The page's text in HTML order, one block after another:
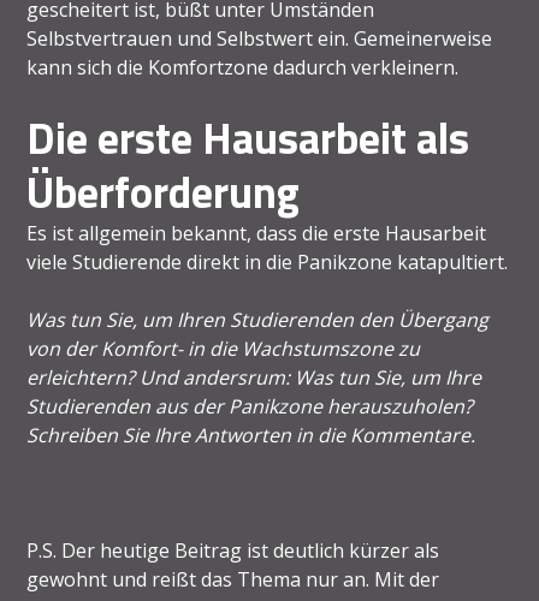
gescheitert ist, büßt unter Umständen
Selbstvertrauen und Selbstwert ein. Gemeinerweise
kann sich die Komfortzone dadurch verkleinern.
Die erste Hausarbeit als
Überforderung
Es ist allgemein bekannt, dass die erste Hausarbeit
viele Studierende direkt in die Panikzone katapultiert.
Was tun Sie, um Ihren Studierenden den Übergang
von der Komfort- in die Wachstumszone zu
erleichtern? Und andersrum: Was tun Sie, um Ihre
Studierenden aus der Panikzone herauszuholen?
Schreiben Sie Ihre Antworten in die Kommentare.
P.S. Der heutige Beitrag ist deutlich kürzer als
gewohnt und reißt das Thema nur an. Mit der